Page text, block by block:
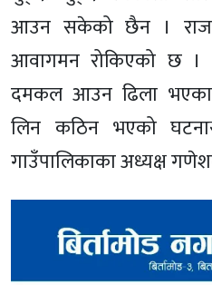
आउन सकेको छैन ।
आवागमन रोकिएको छ ।
दमकल आउन ढिला
लिन कठिन भएको
गाउँपालिकाका अध्यक्ष